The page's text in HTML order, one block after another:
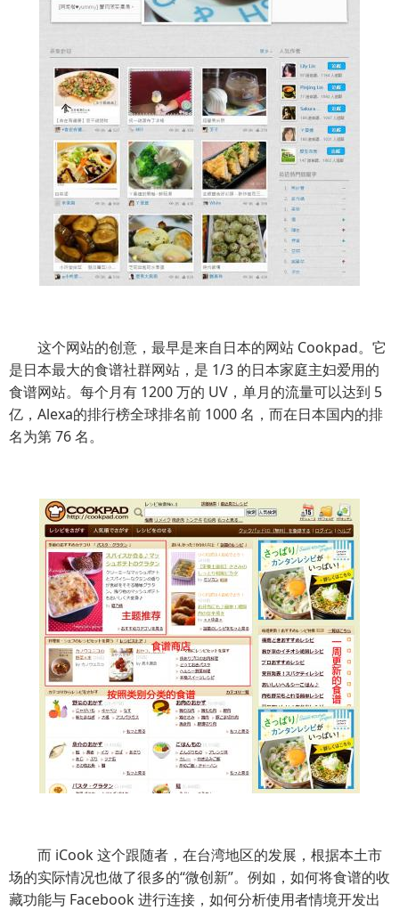
这个网站的创意，最早是来自日本的网站 Cookpad。它
是日本最大的食谱社群网站，是 1/3 的日本家庭主妇爱用的
食谱网站。每个月有 1200 万的 UV，单月的流量可以达到 5
亿，Alexa的排行榜全球排名前 1000 名，而在日本国内的排
名为第 76 名。
而 iCook 这个跟随者，在台湾地区的发展，根据本土市
场的实际情况也做了很多的“微创新”。例如，如何将食谱的收
藏功能与 Facebook 进行连接，如何分析使用者情境开发出